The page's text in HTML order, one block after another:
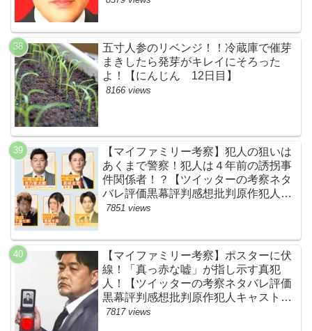
五寸人参のリベンジ！！冷蔵庫で催芽
まきしたら発芽がキレイにそろった
よ！【にんじん 12日目】
8166 views
【マイファミリー考察】犯人の狙いは
あくまで警察！犯人は４年前の誘拐事
件関係者！？【ツイッターの考察ネタ
バレ評価黒幕評判感想批判原作犯人キ
ャスト脚本あらすじ伏線まとめ】
7851 views
【マイファミリー考察】ポスターに伏
線！「真っ赤な嘘」が指し示す真犯
人！【ツイッターの考察ネタバレ評価
黒幕評判感想批判原作犯人キャスト脚
本あらすじ伏線まとめ・吉乃栄太郎】
7817 views